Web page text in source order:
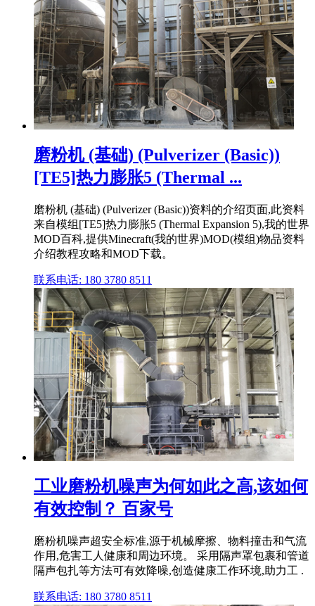
磨粉机 (基础) (Pulverizer (Basic))
[TE5]热力膨胀5 (Thermal ...
磨粉机 (基础) (Pulverizer (Basic))资料的介绍页面,此资料
来自模组[TE5]热力膨胀5 (Thermal Expansion 5),我的世界
MOD百科,提供Minecraft(我的世界)MOD(模组)物品资料
介绍教程攻略和MOD下载。
联系电话: 180 3780 8511
工业磨粉机噪声为何如此之高,该如何
有效控制？ 百家号
磨粉机噪声超安全标准,源于机械摩擦、物料撞击和气流
作用,危害工人健康和周边环境。 采用隔声罩包裹和管道
隔声包扎等方法可有效降噪,创造健康工作环境,助力工 .
联系电话: 180 3780 8511